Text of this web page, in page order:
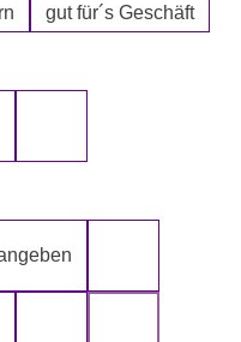
gut für´s Geschäft